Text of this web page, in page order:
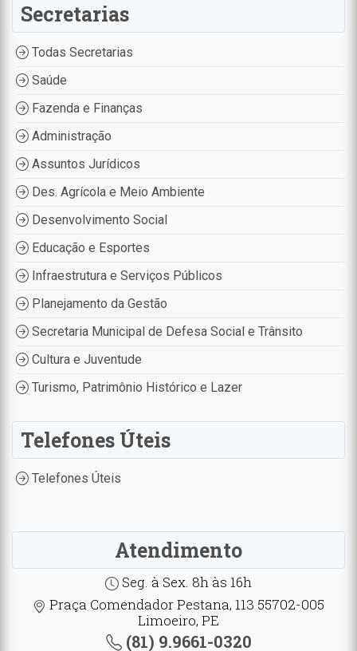
Secretarias
Todas Secretarias
Saúde
Fazenda e Finanças
Administração
Assuntos Jurídicos
Des. Agrícola e Meio Ambiente
Desenvolvimento Social
Educação e Esportes
Infraestrutura e Serviços Públicos
Planejamento da Gestão
Secretaria Municipal de Defesa Social e Trânsito
Cultura e Juventude
Turismo, Patrimônio Histórico e Lazer
Telefones Úteis
Telefones Úteis
Atendimento
Seg. à Sex. 8h às 16h
Praça Comendador Pestana, 113 55702-005
Limoeiro, PE
(81) 9.9661-0320